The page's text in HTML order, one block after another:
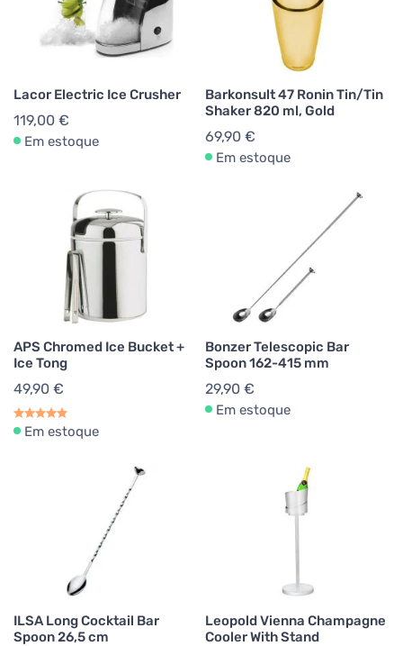
Lacor Electric Ice Crusher
119,00 €
Em estoque
Barkonsult 47 Ronin Tin/Tin
Shaker 820 ml, Gold
69,90 €
Em estoque
APS Chromed Ice Bucket +
Ice Tong
49,90 €
Em estoque
Bonzer Telescopic Bar
Spoon 162-415 mm
29,90 €
Em estoque
ILSA Long Cocktail Bar
Spoon 26,5 cm
Leopold Vienna Champagne
Cooler With Stand